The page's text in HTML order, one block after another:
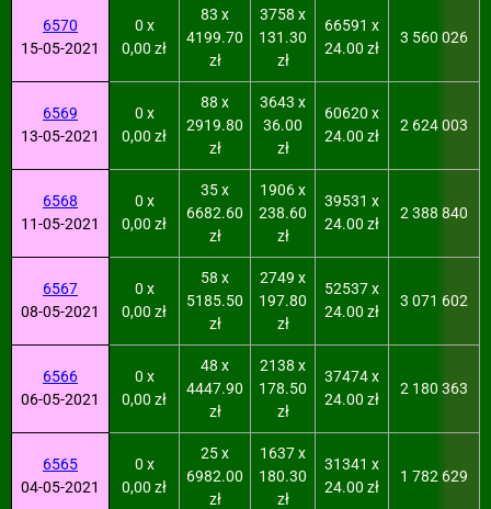
6570
15-05-2021
0 x
0,00 zł
83 x
4199.70
zł
3758 x
131.30
zł
66591 x
24.00 zł
3 560 026
6569
13-05-2021
0 x
0,00 zł
88 x
2919.80
zł
3643 x
36.00
zł
60620 x
24.00 zł
2 624 003
6568
11-05-2021
0 x
0,00 zł
35 x
6682.60
zł
1906 x
238.60
zł
39531 x
24.00 zł
2 388 840
6567
08-05-2021
0 x
0,00 zł
58 x
5185.50
zł
2749 x
197.80
zł
52537 x
24.00 zł
3 071 602
6566
06-05-2021
0 x
0,00 zł
48 x
4447.90
zł
2138 x
178.50
zł
37474 x
24.00 zł
2 180 363
6565
04-05-2021
0 x
0,00 zł
25 x
6982.00
zł
1637 x
180.30
zł
31341 x
24.00 zł
1 782 629